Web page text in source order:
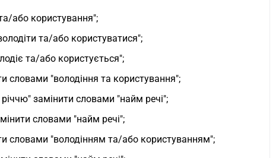
або користування";
та/або користуватися";
та/або користується";
словами "володіння та користування";
замінити словами "найм речі";
словами "найм речі";
словами "володінням та/або користуванням";